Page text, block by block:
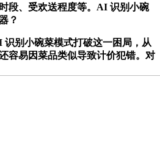
段、受欢送程度等。AI 识别小碗
？
别小碗菜模式打破这一困局，从
容易因菜品类似导致计价犯错。对